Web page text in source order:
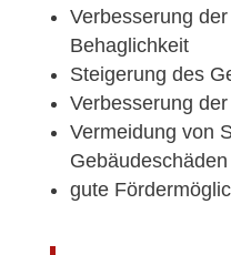
Verbesserung
Behaglichkeit
Steigerung des
Verbesserung
Vermeidung von
Gebäudeschäden
gute